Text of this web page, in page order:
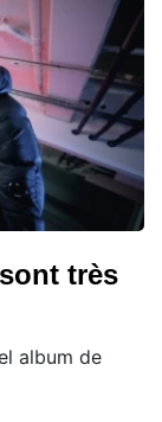
très
album de